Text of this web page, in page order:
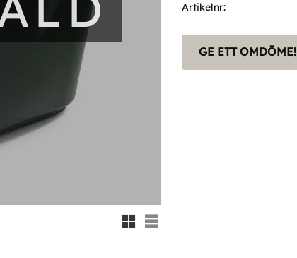
Rutnätsvy
Listvy
Artikelnr
GE ETT OMDÖME!